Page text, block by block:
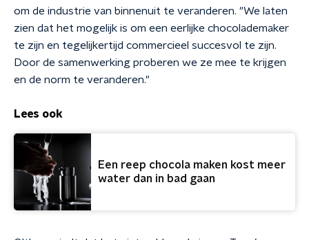
om de industrie van binnenuit te veranderen. "We laten
zien dat het mogelijk is om een eerlijke chocolademaker
te zijn en tegelijkertijd commercieel succesvol te zijn.
Door de samenwerking proberen we ze mee te krijgen
en de norm te veranderen."
Lees ook
Een reep chocola maken kost meer
water dan in bad gaan